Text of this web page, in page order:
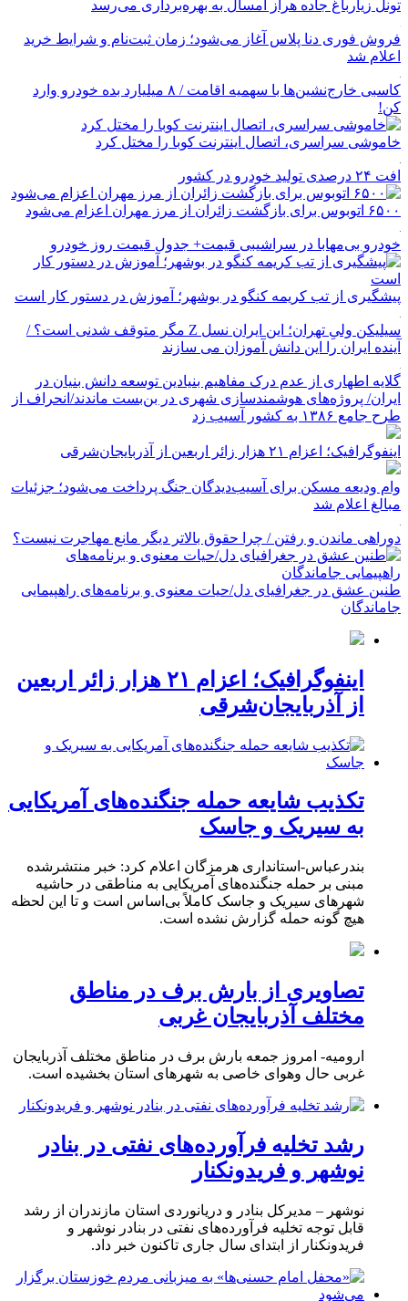
تونل زیارباغ جاده هراز امسال به بهره‌برداری می‌رسد
فروش فوری دنا پلاس آغاز می‌شود؛ زمان ثبت‌نام و شرایط خرید
اعلام شد
کاسبی خارج‌نشین‌ها با سهمیه اقامت / ۸ میلیارد بده خودرو وارد
کن!
خاموشی سراسری، اتصال اینترنت کوبا را مختل کرد
افت ۲۴ درصدی تولید خودرو در کشور
۶۵۰۰ اتوبوس برای بازگشت زائران از مرز مهران اعزام می‌شود
خودرو بی‌مهابا در سراشیبی قیمت+ جدول قیمت روز خودرو
پیشگیری از تب کریمه کنگو در بوشهر؛ آموزش در دستور کار است
سیلیکن ولیِ تهران؛ این ایران نسل Z مگر متوقف شدنی است؟ /
آینده ایران را این دانش آموزان می سازند
گلایه اطهاری از عدم درک مفاهیم بنیادین توسعه دانش بنیان در
ایران/ پروژه‌های هوشمندسازی شهری در بن‌بست ماندند/انحراف از
طرح جامع ۱۳۸۶ به کشور آسیب زد
اینفوگرافیک؛ اعزام ۲۱ هزار زائر اربعین از آذربایجان‌شرقی
وام ودیعه مسکن برای آسیب‌دیدگان جنگ پرداخت می‌شود؛ جزئیات
مبالغ اعلام شد
دوراهی ماندن و رفتن / چرا حقوق بالاتر دیگر مانع مهاجرت نیست؟
طنین عشق در جغرافیای دل/حیات معنوی و برنامه‌های راهپیمایی
جاماندگان
اینفوگرافیک؛ اعزام ۲۱ هزار زائر اربعین
از آذربایجان‌شرقی
تکذیب شایعه حمله جنگنده‌های آمریکایی
به سیریک و جاسک
بندرعباس-استانداری هرمزگان اعلام کرد: خبر منتشرشده
مبنی بر حمله جنگنده‌های آمریکایی به مناطقی در حاشیه
شهرهای سیریک و جاسک کاملاً بی‌اساس است و تا این لحظه
هیچ گونه حمله گزارش نشده است.
تصاویری از بارش برف در مناطق
مختلف آذربایجان غربی
ارومیه- امروز جمعه بارش برف در مناطق مختلف آذربایجان
غربی حال وهوای خاصی به شهرهای استان بخشیده است.
رشد تخلیه فرآورده‌های نفتی در بنادر
نوشهر و فریدونکنار
نوشهر – مدیرکل بنادر و دریانوردی استان مازندران از رشد
قابل توجه تخلیه فرآورده‌های نفتی در بنادر نوشهر و
فریدونکنار از ابتدای سال جاری تاکنون خبر داد.